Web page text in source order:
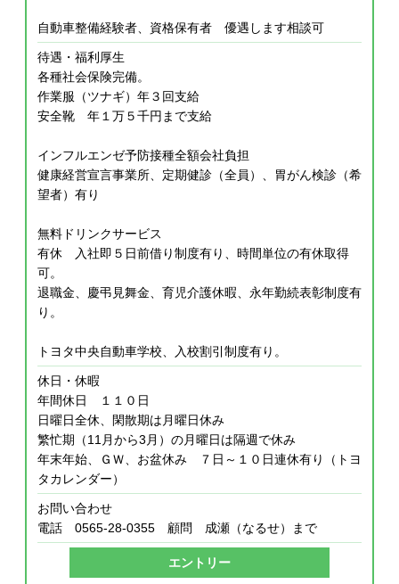
自動車整備経験者、資格保有者 優遇します相談可
待遇・福利厚生
各種社会保険完備。
作業服（ツナギ）年３回支給
安全靴 年１万５千円まで支給
インフルエンゼ予防接種全額会社負担
健康経営宣言事業所、定期健診（全員）、胃がん検診（希
望者）有り
無料ドリンクサービス
有休 入社即５日前借り制度有り、時間単位の有休取得
可。
退職金、慶弔見舞金、育児介護休暇、永年勤続表彰制度有
り。
トヨタ中央自動車学校、入校割引制度有り。
休日・休暇
年間休日 １１０日
日曜日全休、閑散期は月曜日休み
繁忙期（11月から3月）の月曜日は隔週で休み
年末年始、ＧＷ、お盆休み ７日～１０日連休有り（トヨ
タカレンダー）
お問い合わせ
電話 0565-28-0355 顧問 成瀬（なるせ）まで
エントリー